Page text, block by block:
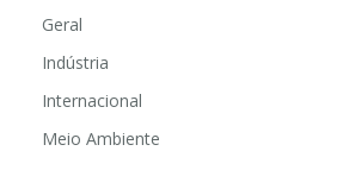
Geral
Indústria
Internacional
Meio Ambiente